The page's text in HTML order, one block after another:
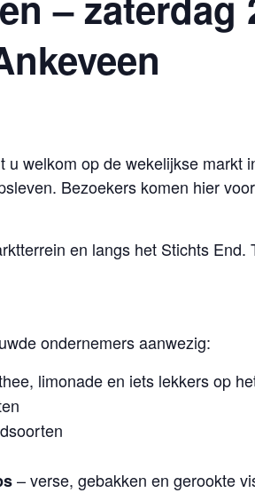
welkom op de wekelijkse
Bezoekers komen hier
en langs het Stichts
ondernemers aanwezig:
limonade en iets lekkers op
– verse, gebakken en gerookte